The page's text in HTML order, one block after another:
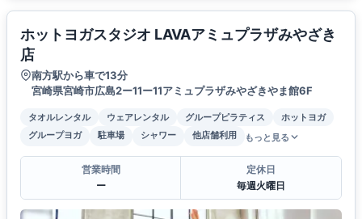
ホットヨガスタジオ LAVAアミュプラザみやざき
店
南方駅から車で13分
宮崎県宮崎市広島2ー11ー11アミュプラザみやざきやま館6F
タオルレンタル ウェアレンタル グループピラティス
ホットヨガ
グループヨガ
駐車場 シャワー 他店舗利用 もっと見る
営業時間
ー
定休日
毎週火曜日